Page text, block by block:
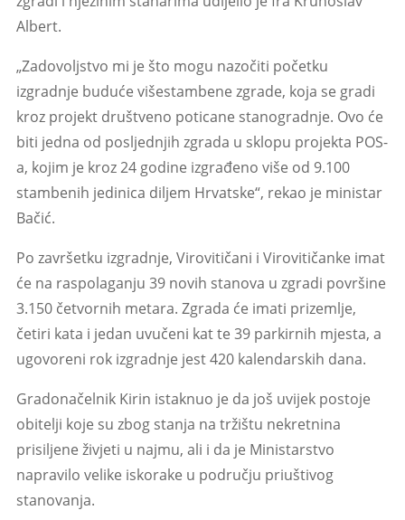
Albert.
„Zadovoljstvo mi je što mogu nazočiti početku
izgradnje buduće višestambene zgrade, koja se gradi
kroz projekt društveno poticane stanogradnje. Ovo će
biti jedna od posljednjih zgrada u sklopu projekta POS-
a, kojim je kroz 24 godine izgrađeno više od 9.100
stambenih jedinica diljem Hrvatske“, rekao je ministar
Bačić.
Po završetku izgradnje, Virovitičani i Virovitičanke imat
će na raspolaganju 39 novih stanova u zgradi površine
3.150 četvornih metara. Zgrada će imati prizemlje,
četiri kata i jedan uvučeni kat te 39 parkirnih mjesta, a
ugovoreni rok izgradnje jest 420 kalendarskih dana.
Gradonačelnik Kirin istaknuo je da još uvijek postoje
obitelji koje su zbog stanja na tržištu nekretnina
prisiljene živjeti u najmu, ali i da je Ministarstvo
napravilo velike iskorake u području priuštivog
stanovanja.